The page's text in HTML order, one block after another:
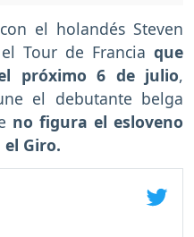
el holandés Steven
Tour de Francia que
próximo 6 de julio,
el debutante belga
no figura el esloveno
Giro.